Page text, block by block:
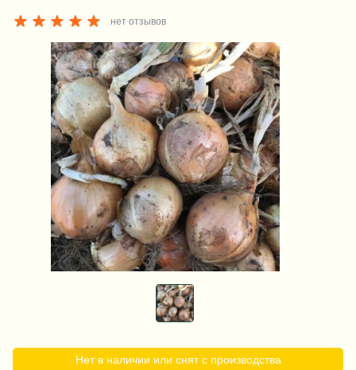
нет отзывов
Нет в наличии или снят с производства